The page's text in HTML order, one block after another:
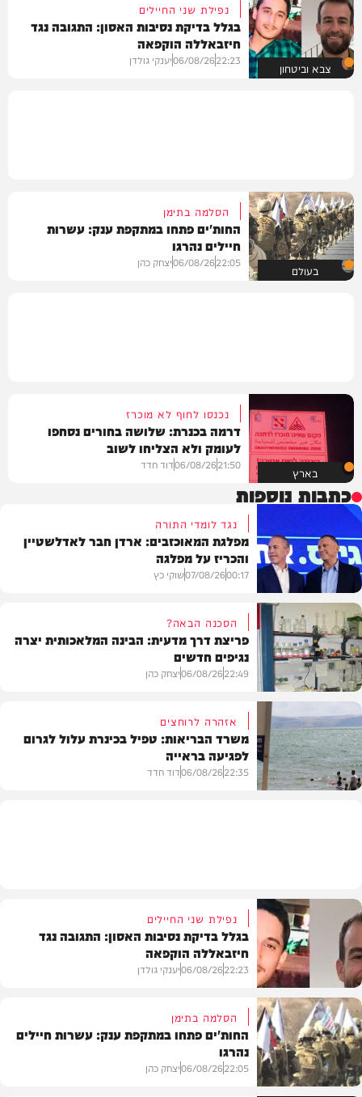
צבא וביטחון
נפילת שני החיילים
בגלל בדיקת נסיבות האסון: התגובה נגד
חיזבאללה הוקפאה
22:23
06/08/26יענקי גולדן
בעולם
הסלמה בתימן
החות'ים פתחו במתקפת ענק: עשרות
חיילים נהרגו
22:05
06/08/26יצחק כהן
בארץ
נכנסו לחוף לא מוכרז
דרמה בכנרת: שלושה בחורים נסחפו
לעומק ולא הצליחו לשוב
21:50
06/08/26דוד חדד
כתבות נוספות
פוליטי
נגד לומדי התורה
מפלגת המאוכזבים: ארדן חבר לאדלשטיין
והכריז על מפלגה
00:17
07/08/26שוקי כץ
בריאות
הסכנה הבאה?
פריצת דרך מדעית: הבינה המלאכותית יצרה
נגיפים חדשים
22:49
06/08/26יצחק כהן
אזהרה לרוחצים
משרד הבריאות: טפיל בכינרת עלול לגרום
לפגיעה בראייה
22:35
06/08/26דוד חדד
צבא וביטחון
נפילת שני החיילים
בגלל בדיקת נסיבות האסון: התגובה נגד
חיזבאללה הוקפאה
22:23
06/08/26יענקי גולדן
הסלמה בתימן
החות'ים פתחו במתקפת ענק: עשרות חיילים
נהרגו
22:05
06/08/26יצחק כהן